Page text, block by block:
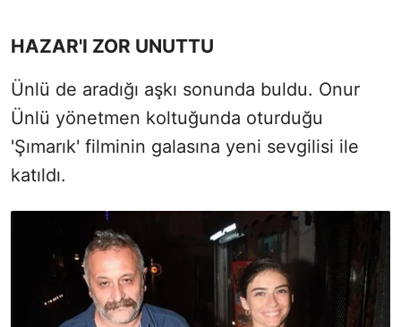
HAZAR'I ZOR UNUTTU
Ünlü de aradığı aşkı sonunda buldu. Onur
Ünlü yönetmen koltuğunda oturduğu
'Şımarık' filminin galasına yeni sevgilisi ile
katıldı.